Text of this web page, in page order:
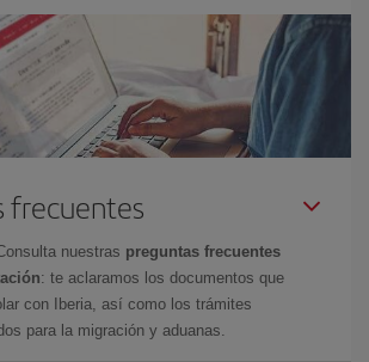
frecuentes
nuestras preguntas frecuentes
: te aclaramos los documentos que
con Iberia, así como los trámites
para la migración y aduanas.